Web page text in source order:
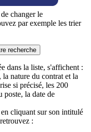
changer le
par exemple les trier
recherche
dans la liste, s'affichent :
nature du contrat et la
si précisé, les 200
poste, la date de
cliquant sur son intitulé
: